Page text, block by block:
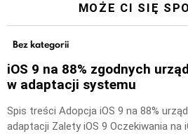
MOŻE CI SIĘ
Bez kategorii
iOS 9 na 88% zgodnych
w adaptacji systemu
Spis treści Adopcja iOS 9 na 88%
adaptacji Zalety iOS 9 Oczekiwania na